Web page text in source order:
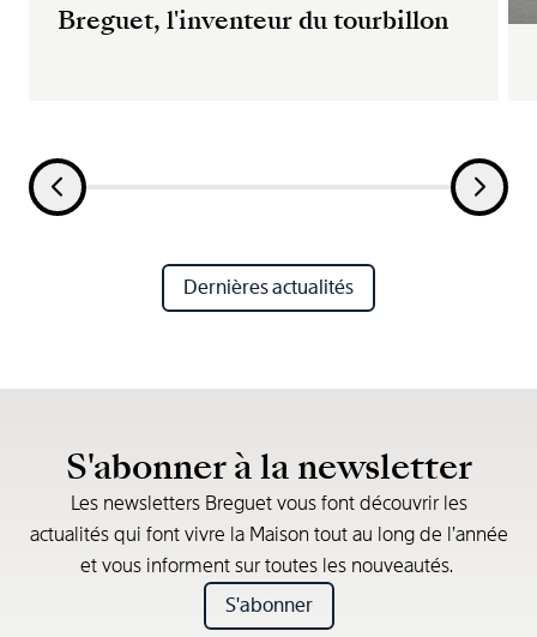
Breguet, l'inventeur du tourbillon
Dernières actualités
S'abonner à la newsletter
Les newsletters Breguet vous font découvrir les
actualités qui font vivre la Maison tout au long de l’année
et vous informent sur toutes les nouveautés.
S'abonner